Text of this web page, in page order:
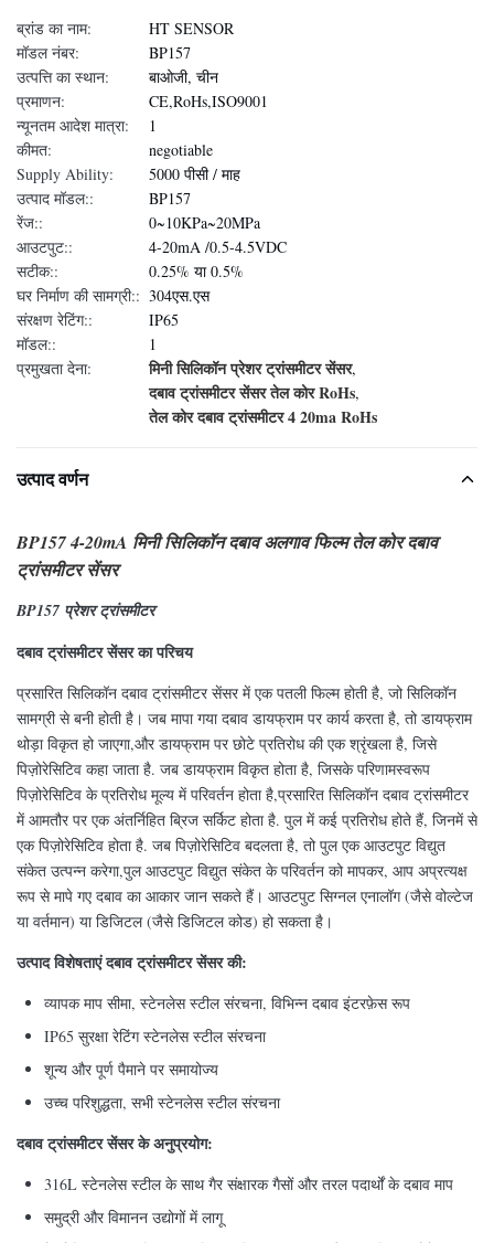
ब्रांड का नाम:
HT SENSOR
मॉडल नंबर:
BP157
उत्पत्ति का स्थान:
बाओजी, चीन
प्रमाणन:
CE,RoHs,ISO9001
न्यूनतम आदेश मात्रा:
1
कीमत:
negotiable
Supply Ability:
5000 पीसी / माह
उत्पाद मॉडल::
BP157
रेंज::
0~10KPa~20MPa
आउटपुट::
4-20mA /0.5-4.5VDC
सटीक::
0.25% या 0.5%
घर निर्माण की सामग्री:: 304एस.एस
संरक्षण रेटिंग::
IP65
मॉडल::
1
प्रमुखता देना:
मिनी सिलिकॉन प्रेशर ट्रांसमीटर सेंसर,
दबाव ट्रांसमीटर सेंसर तेल कोर RoHs,
तेल कोर दबाव ट्रांसमीटर 4 20ma RoHs
उत्पाद वर्णन
BP157 4-20mA मिनी सिलिकॉन दबाव अलगाव फिल्म तेल कोर दबाव
ट्रांसमीटर सेंसर
BP157 प्रेशर ट्रांसमीटर
दबाव ट्रांसमीटर सेंसर का परिचय
प्रसारित सिलिकॉन दबाव ट्रांसमीटर सेंसर में एक पतली फिल्म होती है, जो सिलिकॉन
सामग्री से बनी होती है। जब मापा गया दबाव डायफ्राम पर कार्य करता है, तो डायफ्राम
थोड़ा विकृत हो जाएगा,और डायफ्राम पर छोटे प्रतिरोध की एक श्रृंखला है, जिसे
पिज़ोरेसिटिव कहा जाता है. जब डायफ्राम विकृत होता है, जिसके परिणामस्वरूप
पिज़ोरेसिटिव के प्रतिरोध मूल्य में परिवर्तन होता है,प्रसारित सिलिकॉन दबाव ट्रांसमीटर
में आमतौर पर एक अंतर्निहित ब्रिज सर्किट होता है. पुल में कई प्रतिरोध होते हैं, जिनमें से
एक पिज़ोरेसिटिव होता है. जब पिज़ोरेसिटिव बदलता है, तो पुल एक आउटपुट विद्युत
संकेत उत्पन्न करेगा,पुल आउटपुट विद्युत संकेत के परिवर्तन को मापकर, आप अप्रत्यक्ष
रूप से मापे गए दबाव का आकार जान सकते हैं। आउटपुट सिग्नल एनालॉग (जैसे वोल्टेज
या वर्तमान) या डिजिटल (जैसे डिजिटल कोड) हो सकता है।
उत्पाद विशेषताएं दबाव ट्रांसमीटर सेंसर की:
व्यापक माप सीमा, स्टेनलेस स्टील संरचना, विभिन्न दबाव इंटरफ़ेस रूप
IP65 सुरक्षा रेटिंग स्टेनलेस स्टील संरचना
शून्य और पूर्ण पैमाने पर समायोज्य
उच्च परिशुद्धता, सभी स्टेनलेस स्टील संरचना
दबाव ट्रांसमीटर सेंसर के अनुप्रयोग:
316L स्टेनलेस स्टील के साथ गैर संक्षारक गैसों और तरल पदार्थों के दबाव माप
समुद्री और विमानन उद्योगों में लागू